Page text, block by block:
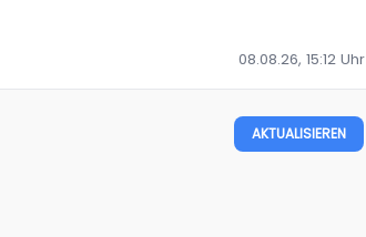
08.08.26, 15:12Uhr
AKTUALISIEREN